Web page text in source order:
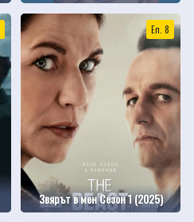
Еп. 8
Звярът в мен Сезон 1 (2025)